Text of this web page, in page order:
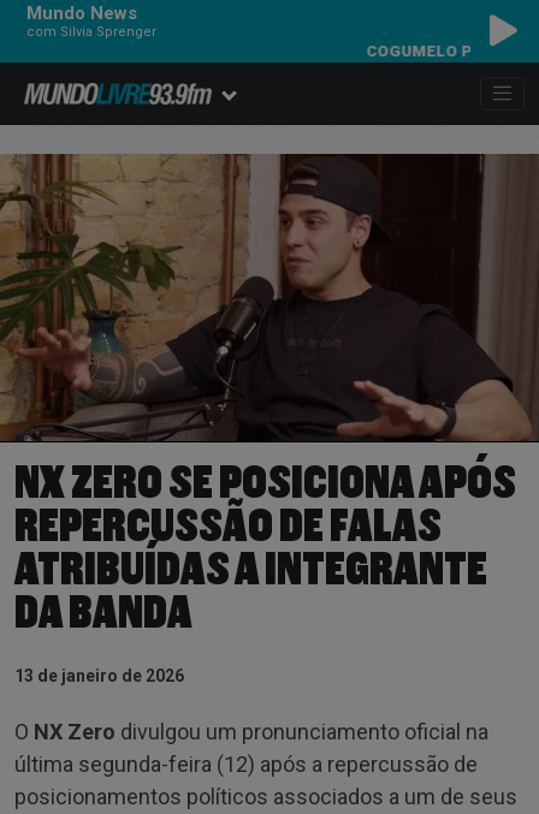
Mundo News
com Silvia Sprenger
COGUMELO PLUTÃO -
NX ZERO SE POSICIONA APÓS
REPERCUSSÃO DE FALAS
ATRIBUÍDAS A INTEGRANTE
DA BANDA
13 de janeiro de 2026
O NX Zero divulgou um pronunciamento oficial na
última segunda-feira (12) após a repercussão de
posicionamentos políticos associados a um de seus